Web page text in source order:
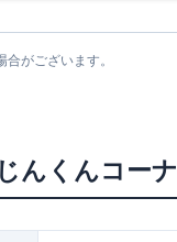
がございます。
んくんコー